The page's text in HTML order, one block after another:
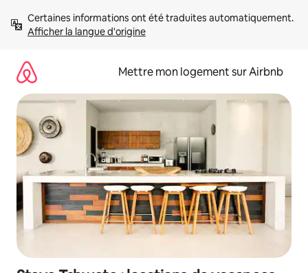
directement
Afficher la langue d'origine
Mettre mon logement sur Airbnb